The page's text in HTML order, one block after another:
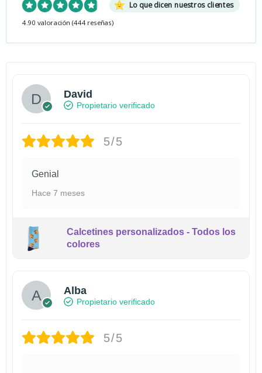
Lo que dicen nuestros clientes
4.90 valoración (444 reseñas)
David
Propietario verificado
5/5
Genial
Hace 7 meses
Calcetines personalizados - Todos los
colores
Alba
Propietario verificado
5/5